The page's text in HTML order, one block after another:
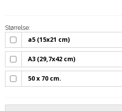
Størrelse:
a5 (15x21 cm)
A3 (29,7x42 cm)
50 x 70 cm.